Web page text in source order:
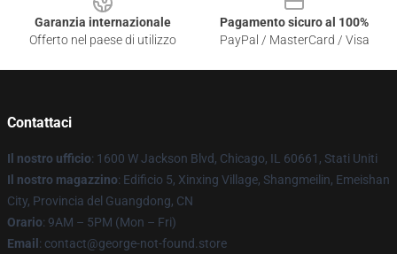
Garanzia internazionale
Offerto nel paese di utilizzo
Pagamento sicuro al 100%
PayPal / MasterCard / Visa
Contattaci
Il nostro ufficio: 1600 W Jackson Blvd, Chicago, IL 60661, Stati Uniti
Il nostro magazzino: Edificio 5, Xinxing Village, Shangmeilin, Emeishan
City, Provincia del Guangdong, CN
Orario: 9AM – 5PM (Mon – Fri)
Email : contact@george-not-found.store